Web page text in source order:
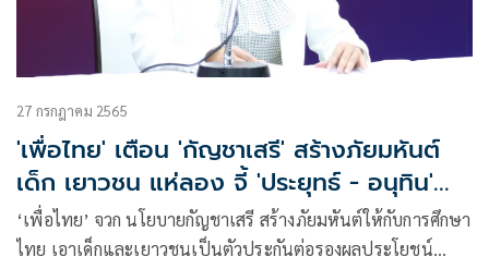
27 กรกฎาคม 2565
'เพื่อไทย' เตือน 'กัญชาเสรี' สร้างภัยมหันต์
เด็ก เยาวชน แห่ลอง จี้ 'ประยุทธ์ - อนุทิน'
ยกเลิกไปก่อน
‘เพื่อไทย’ จวก นโยบายกัญชาเสรี สร้างภัยมหันต์ให้กับการศึกษา
ไทย เอาเด็กและเยาวชนเป็นตัวประกันต่อรองผลประโยชน์